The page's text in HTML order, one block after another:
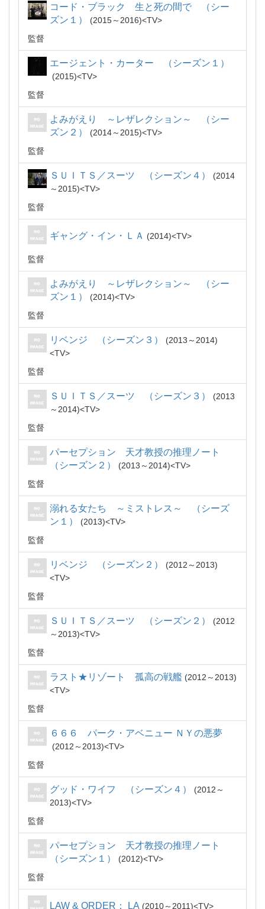
コード・ブラック 生と死の間で （シー
ズン１）
2015～2016
TV
監督
エージェント・カーター （シーズン１）
2015
TV
監督
よみがえり ～レザレクション～ （シー
ズン２）
2014～2015
TV
監督
ＳＵＩＴＳ／スーツ （シーズン４）
2014
～2015
TV
監督
ギャング・イン・ＬＡ 2014 TV
監督
よみがえり ～レザレクション～ （シー
ズン１）
2014
TV
監督
リベンジ （シーズン３）
2013～2014
TV
監督
ＳＵＩＴＳ／スーツ （シーズン３）
2013
～2014
TV
監督
パーセプション 天才教授の推理ノート
（シーズン２）
2013～2014
TV
監督
溺れる女たち ～ミストレス～ （シーズ
ン１）
2013
TV
監督
リベンジ （シーズン２）
2012～2013
TV
監督
ＳＵＩＴＳ／スーツ （シーズン２）
2012
～2013
TV
監督
ラスト★リゾート 孤高の戦艦
2012～2013
TV
監督
６６６ パーク・アベニュー ＮＹの悪夢
2012～2013
TV
監督
グッド・ワイフ （シーズン４）
2012～
2013
TV
監督
パーセプション 天才教授の推理ノート
（シーズン１）
2012
TV
監督
LAW & ORDER： LA 2010～2011 TV